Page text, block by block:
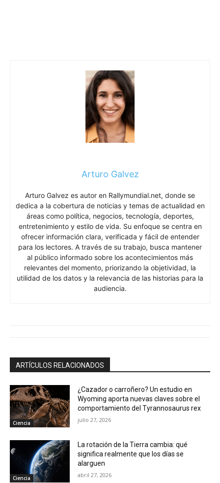
Arturo Galvez
Arturo Galvez es autor en Rallymundial.net, donde se
dedica a la cobertura de noticias y temas de actualidad en
áreas como política, negocios, tecnología, deportes,
entretenimiento y estilo de vida. Su enfoque se centra en
ofrecer información clara, verificada y fácil de entender
para los lectores. A través de su trabajo, busca mantener
al público informado sobre los acontecimientos más
relevantes del momento, priorizando la objetividad, la
utilidad de los datos y la relevancia de las historias para la
audiencia.
ARTÍCULOS RELACIONADOS
Ciencia
¿Cazador o carroñero? Un estudio en
Wyoming aporta nuevas claves sobre el
comportamiento del Tyrannosaurus rex
julio 27, 2026
Ciencia
La rotación de la Tierra cambia: qué
significa realmente que los días se
alarguen
abril 27, 2026